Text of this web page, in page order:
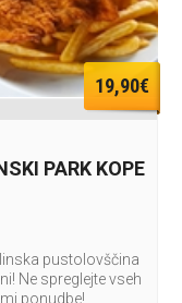
19,90€
PARK KOPE
pustolovščina
Ne spreglejte vseh
ponudbe!